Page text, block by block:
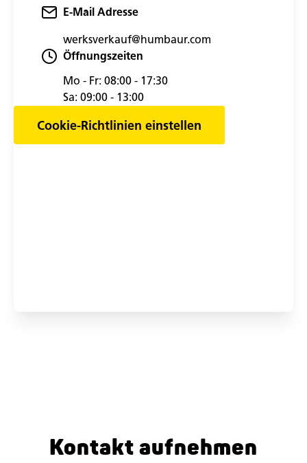
E-Mail Adresse
werksverkauf@humbaur.com
Öffnungszeiten
Mo - Fr: 08:00 - 17:30
Sa: 09:00 - 13:00
Cookie-Richtlinien einstellen
Kontakt aufnehmen